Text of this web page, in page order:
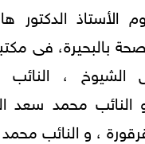
الأستاذ الدكتور
بالبحيرة، فى
، النائب
النائب محمد سعد
، و النائب محمد